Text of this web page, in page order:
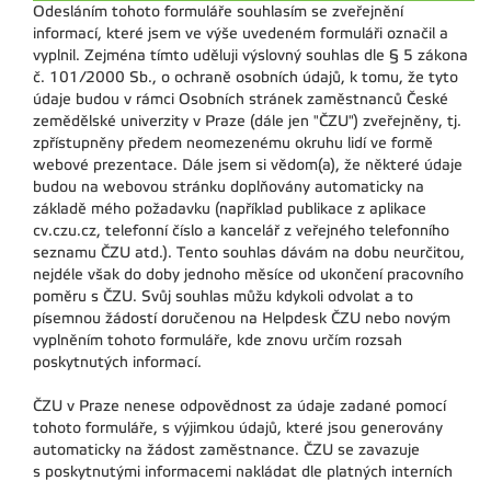
Odesláním tohoto formuláře souhlasím se zveřejnění
informací, které jsem ve výše uvedeném formuláři označil a
vyplnil. Zejména tímto uděluji výslovný souhlas dle § 5 zákona
č. 101/2000 Sb., o ochraně osobních údajů, k tomu, že tyto
údaje budou v rámci Osobních stránek zaměstnanců České
zemědělské univerzity v Praze (dále jen "ČZU") zveřejněny, tj.
zpřístupněny předem neomezenému okruhu lidí ve formě
webové prezentace. Dále jsem si vědom(a), že některé údaje
budou na webovou stránku doplňovány automaticky na
základě mého požadavku (například publikace z aplikace
cv.czu.cz, telefonní číslo a kancelář z veřejného telefonního
seznamu ČZU atd.). Tento souhlas dávám na dobu neurčitou,
nejdéle však do doby jednoho měsíce od ukončení pracovního
poměru s ČZU. Svůj souhlas můžu kdykoli odvolat a to
písemnou žádostí doručenou na Helpdesk ČZU nebo novým
vyplněním tohoto formuláře, kde znovu určím rozsah
poskytnutých informací.
ČZU v Praze nenese odpovědnost za údaje zadané pomocí
tohoto formuláře, s výjimkou údajů, které jsou generovány
automaticky na žádost zaměstnance. ČZU se zavazuje
s poskytnutými informacemi nakládat dle platných interních